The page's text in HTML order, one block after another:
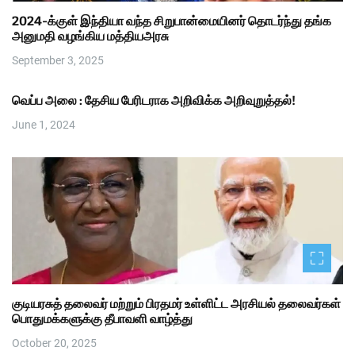
2024-க்குள் இந்தியா வந்த சிறுபான்மையினர் தொடர்ந்து தங்க
அனுமதி வழங்கிய மத்தியஅரசு
September 3, 2025
வெப்ப அலை : தேசிய பேரிடராக அறிவிக்க அறிவுறுத்தல்!
June 1, 2024
குடியரசுத் தலைவர் மற்றும் பிரதமர் உள்ளிட்ட அரசியல் தலைவர்கள்
பொதுமக்களுக்கு தீபாவளி வாழ்த்து
October 20, 2025